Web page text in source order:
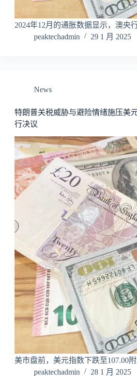
2024年12月的通胀数据显示，澳央
peaktechadmin
29 1 月 2025
News
特朗普关税威胁与避险情绪施压美
行决议
美市盘前，美元指数下跌至107.00
peaktechadmin
28 1 月 2025